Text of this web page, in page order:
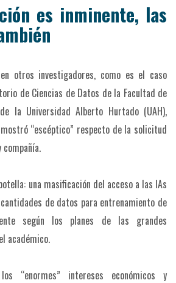
es inminente, las
otros investigadores, como es el caso
de Ciencias de Datos de la Facultad de
la Universidad Alberto Hurtado (UAH),
“escéptico” respecto de la solicitud
una masificación del acceso a las IAs
de datos para entrenamiento de
según los planes de las grandes
académico.
“enormes” intereses económicos y